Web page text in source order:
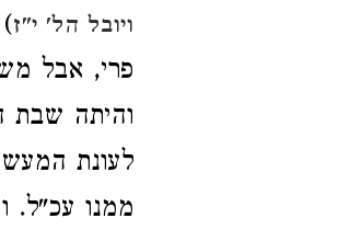
ויובל הל' י"ז
פרי, אבל
והיתה שבת
לעונת
ממנו עכ"ל.